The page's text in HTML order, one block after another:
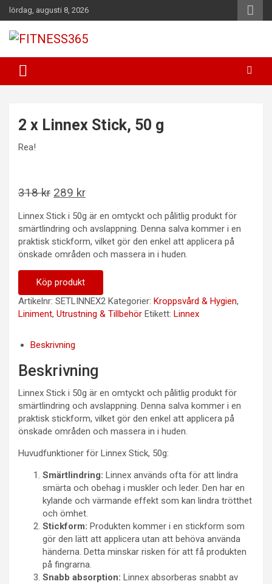
Hoppa
till
innehåll
lördag, augusti 8, 2026
FITNESS365
2 x Linnex Stick, 50 g
Rea!
318kr Det
priset
var:
318 kr.
289 krDet
priset
är:
289 kr.
Linnex Stick i 50g är en omtyckt och pålitlig produkt för
smärtlindring och avslappning. Denna salva kommer i en
praktisk stickform, vilket gör den enkel att applicera på
önskade områden och massera in i huden.
Köp produkt
Artikelnr: SETLINNEX2 Kategorier: Kroppsvård & Hygien,
Liniment, Utrustning & Tillbehör Etikett: Linnex
Beskrivning
Beskrivning
Linnex Stick i 50g är en omtyckt och pålitlig produkt för
smärtlindring och avslappning. Denna salva kommer i en
praktisk stickform, vilket gör den enkel att applicera på
önskade områden och massera in i huden.
Huvudfunktioner för Linnex Stick, 50g:
Smärtlindring: Linnex används ofta för att lindra
smärta och obehag i muskler och leder. Den har en
kylande och värmande effekt som kan lindra trötthet
och ömhet.
Stickform: Produkten kommer i en stickform som
gör den lätt att applicera utan att behöva använda
händerna. Detta minskar risken för att få produkten
på fingrarna.
Snabb absorption: Linnex absorberas snabbt av